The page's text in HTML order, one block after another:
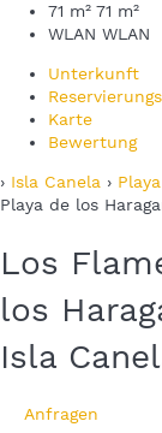
71 m² 71 m²
WLAN WLAN
Unterkunft
Karte
Bewertung
› Isla Canela ›
Playa de los
Los
los
Isla
Anfragen